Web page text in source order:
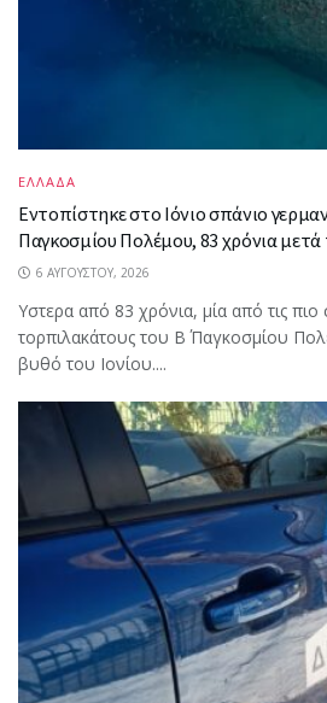
ΕΛΛΑΔΑ
Εντοπίστηκε στο Ιόνιο σπάνιο
Παγκοσμίου Πολέμου, 83 χρόνια μετά
6 ΑΥΓΟΎΣΤΟΥ, 2026
Υστερα από 83 χρόνια, μία από τις πιο
τορπιλακάτους του Β΄ Παγκοσμίου
βυθό του Ιονίου....